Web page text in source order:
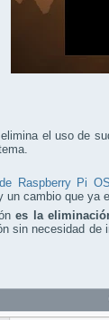
el uso de
Raspberry Pi OS
cambio que ya
es la
sin necesidad